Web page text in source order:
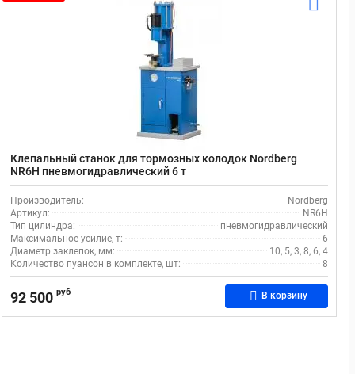
Клепальный станок для тормозных колодок Nordberg
NR6H пневмогидравлический 6 т
Производитель:
Nordberg
Артикул:
NR6H
Тип цилиндра:
пневмогидравлический
Максимальное усилие, т:
6
Диаметр заклепок, мм:
10, 5, 3, 8, 6, 4
Количество пуансон в комплекте, шт:
8
92 500 руб В корзину